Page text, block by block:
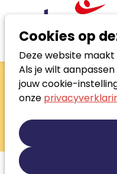
Cookies op
Deze website
Als je wilt
jouw cookie-
onze
Zoek
Irene van
Eijndhoven
Blauwesteen
Stappen zetten